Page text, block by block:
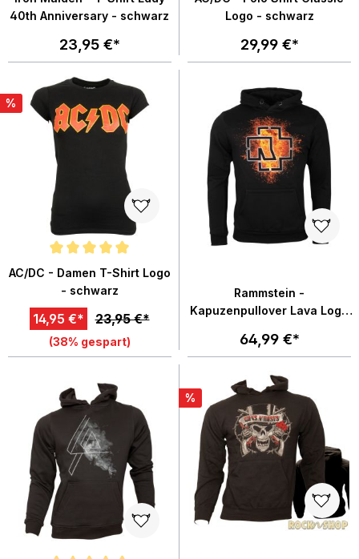
40th Anniversary - schwarz
23,95 €*
Logo - schwarz
29,99 €*
%
Durchschnittliche Bewertung von 5 von 5 Sternen
AC/DC - Damen T-Shirt Logo
- schwarz
14,95 €* 23,95 €*
(38% gespart)
Rammstein -
Kapuzenpullover Lava Logo
64,99 €*
%